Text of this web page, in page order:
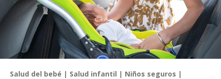
Salud del bebé Salud infantil
Niños seguros